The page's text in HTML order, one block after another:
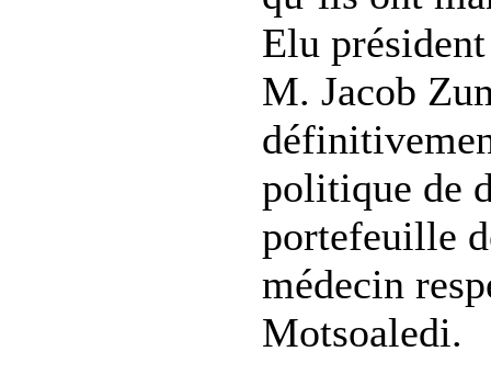
Elu
M. Jacob
politique de
portefeuille
médecin
Motsoaledi.